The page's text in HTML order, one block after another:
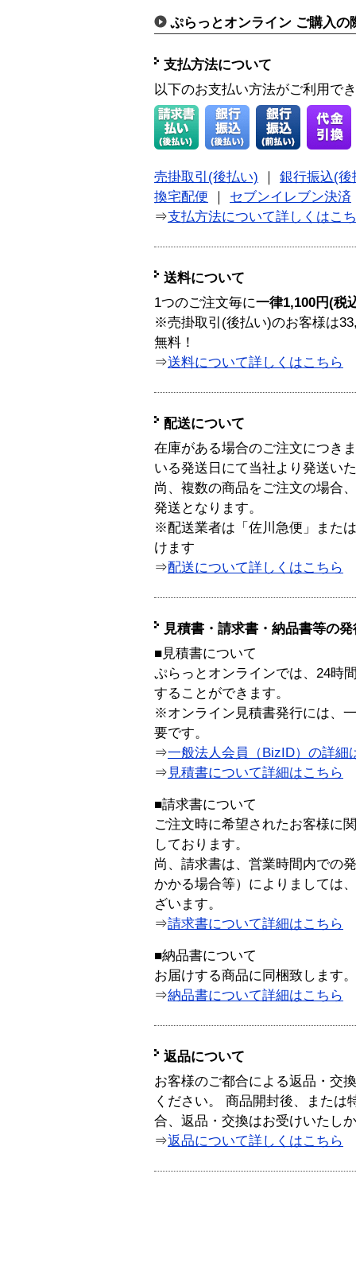
ぷらっとオンライン ご購入の
支払方法について
以下のお支払い方法がご利用で
売掛取引(後払い) ｜ 銀行振込(後
換宅配便 ｜ セブンイレブン決済
⇒支払方法について詳しくはこ
送料について
1つのご注文毎に一律1,100円(税
※売掛取引(後払い)のお客様は
無料！
⇒送料について詳しくはこちら
配送について
在庫がある場合のご注文につき
いる発送日にて当社より発送い
尚、複数の商品をご注文の場合
発送となります。
※配送業者は「佐川急便」また
けます
⇒配送について詳しくはこちら
見積書・請求書・納品書等の
■見積書について
ぷらっとオンラインでは、24時
することができます。
※オンライン見積書発行には、
要です。
⇒一般法人会員（BizID）の詳細
⇒ 見積書について詳細はこちら
■請求書について
ご注文時に希望されたお客様に
しております。
尚、請求書は、営業時間内での
かかる場合等）によりましては
ざいます。
⇒請求書について詳細はこちら
■納品書について
お届けする商品に同梱致します。
⇒納品書について詳細はこちら
返品について
お客様のご都合による返品・交
ください。 商品開封後、または
合、返品・交換はお受けいたし
⇒返品について詳しくはこちら